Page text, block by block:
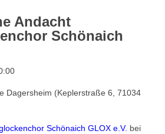
Andacht
Schönaich
Dagersheim (Keplerstraße 6, 71034
Schönaich GLOX e.V. bei